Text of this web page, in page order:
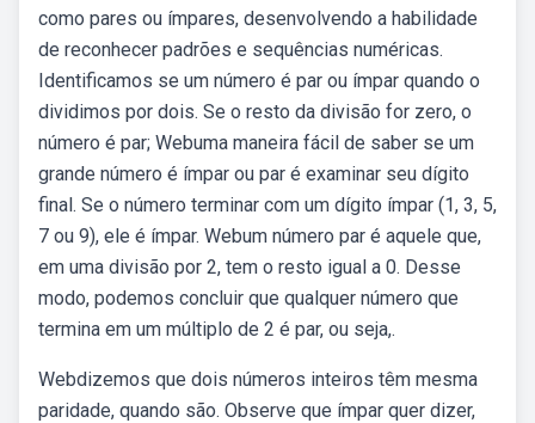
como pares ou ímpares, desenvolvendo a habilidade
de reconhecer padrões e sequências numéricas.
Identificamos se um número é par ou ímpar quando o
dividimos por dois. Se o resto da divisão for zero, o
número é par; Webuma maneira fácil de saber se um
grande número é ímpar ou par é examinar seu dígito
final. Se o número terminar com um dígito ímpar (1, 3, 5,
7 ou 9), ele é ímpar. Webum número par é aquele que,
em uma divisão por 2, tem o resto igual a 0. Desse
modo, podemos concluir que qualquer número que
termina em um múltiplo de 2 é par, ou seja,.
Webdizemos que dois números inteiros têm mesma
paridade, quando são. Observe que ímpar quer dizer,